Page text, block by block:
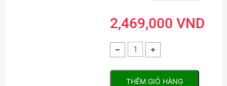
2,469,000 VND
THÊM GIỎ HÀNG